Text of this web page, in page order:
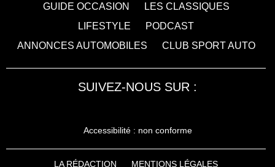
GUIDE OCCASION
LES CLASSIQUES
LIFESTYLE
PODCAST
ANNONCES AUTOMOBILES
CLUB SPORT AUTO
SUIVEZ-NOUS SUR :
Accessibilité : non conforme
LA RÉDACTION MENTIONS LÉGALES